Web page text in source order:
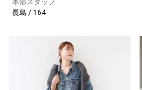
長島 / 164